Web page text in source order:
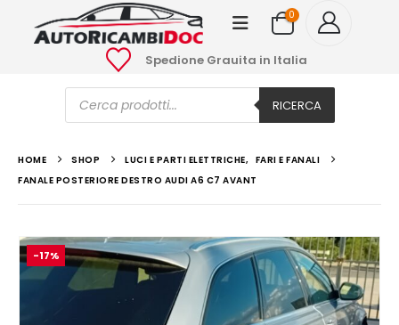
0
Spedione Grauita in Italia
Ricerca
prodotti RICERCA
HOME SHOP LUCI E PARTI ELETTRICHE, FARI E FANALI
FANALE POSTERIORE DESTRO AUDI A6 C7 AVANT
-17%